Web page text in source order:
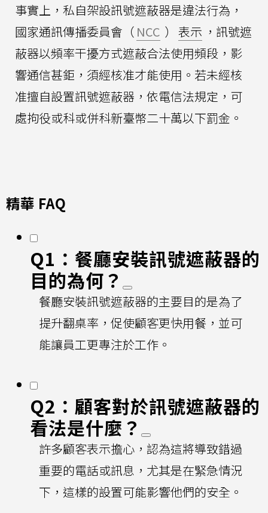
事實上，私自架設訊號遮蔽器是違法行為，
國家通訊傳播委員會（ NCC ） 表示 ，訊號遮
蔽器以頻率干擾方式遮蔽合法使用頻段，影
響通信甚鉅，須經核准才能使用。若未經核
准擅自設置訊號遮蔽器，依電信法規定，可
處拘役或科或併科新臺幣二十萬以下罰金。
精華 FAQ
Q1：餐廳安裝訊號遮蔽器的
目的為何？
餐廳安裝訊號遮蔽器的主要目的是為了
提升翻桌率，促使顧客更快用餐，並可
能讓員工更專注於工作。
Q2：顧客對於訊號遮蔽器的
看法是什麼？
許多顧客表示擔心，認為這將導致錯過
重要的電話或訊息，尤其是在緊急情況
下，這樣的設置可能影響他們的安全。